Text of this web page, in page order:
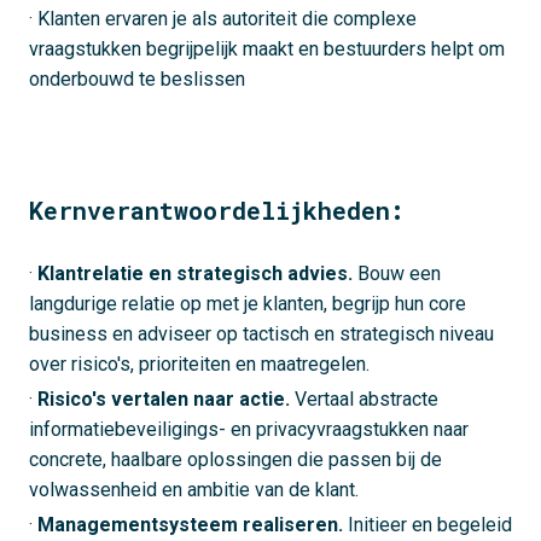
· Klanten ervaren je als autoriteit die complexe
vraagstukken begrijpelijk maakt en bestuurders helpt om
onderbouwd te beslissen
Kernverantwoordelijkheden:
· Klantrelatie en strategisch advies. Bouw een
langdurige relatie op met je klanten, begrijp hun core
business en adviseer op tactisch en strategisch niveau
over risico's, prioriteiten en maatregelen.
· Risico's vertalen naar actie. Vertaal abstracte
informatiebeveiligings- en privacyvraagstukken naar
concrete, haalbare oplossingen die passen bij de
volwassenheid en ambitie van de klant.
· Managementsysteem realiseren. Initieer en begeleid